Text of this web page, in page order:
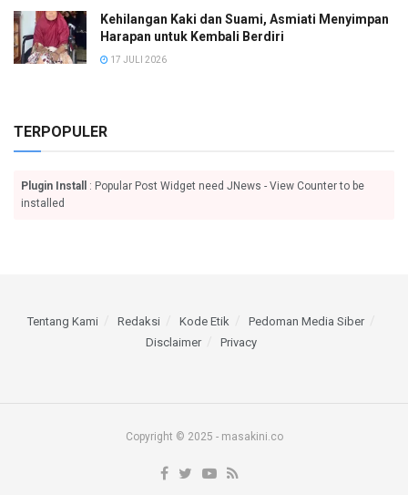
Kehilangan Kaki dan Suami, Asmiati Menyimpan
Harapan untuk Kembali Berdiri
17 JULI 2026
TERPOPULER
Plugin Install
: Popular Post Widget need JNews - View Counter to be
installed
Tentang Kami Redaksi Kode Etik
Pedoman Media Siber
Disclaimer
Privacy
Copyright © 2025 - masakini.co